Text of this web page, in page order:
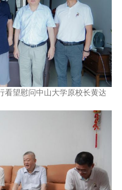
看望慰问中山大学原校长黄达